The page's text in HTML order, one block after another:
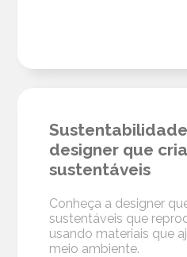
designer que
sustentáveis
Conheça a designer
sustentáveis que
usando materiais que
meio ambiente.